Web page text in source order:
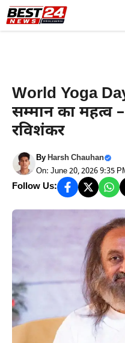
Skip
to
World Yoga
सम्मान का महत्व
रविशंकर
ByHarsh Chauhan
On: June 20, 2026 9:35
Follow Us: